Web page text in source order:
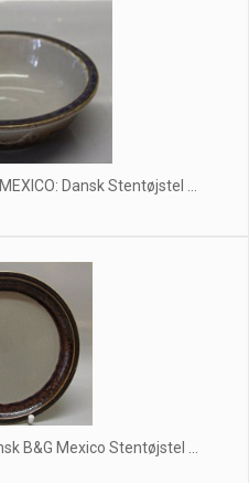
Dansk Stentøjstel ...
B&G Mexico Stentøjstel ...